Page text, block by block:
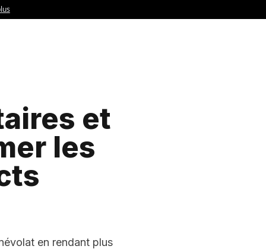
et
les
en rendant plus